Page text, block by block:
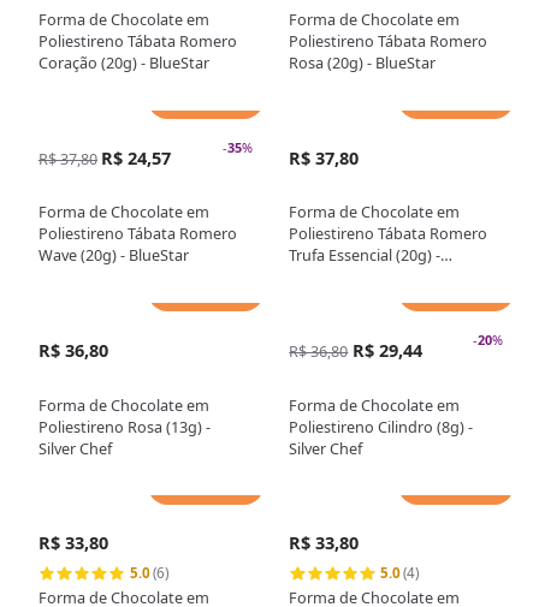
Forma de Chocolate em
Poliestireno Tábata Romero
Coração (20g) - BlueStar
Forma de Chocolate em
Poliestireno Tábata Romero
Rosa (20g) - BlueStar
-35%
R$ 37,80 R$ 24,57
Forma de Chocolate em
Poliestireno Tábata Romero
Wave (20g) - BlueStar
R$ 37,80
Forma de Chocolate em
Poliestireno Tábata Romero
Trufa Essencial (20g) -
R$ 36,80
Forma de Chocolate em
Poliestireno Rosa (13g) -
Silver Chef
-20%
R$ 36,80 R$ 29,44
Forma de Chocolate em
Poliestireno Cilindro (8g) -
Silver Chef
R$ 33,80
5.0(6)
Forma de Chocolate em
R$ 33,80
5.0(4)
Forma de Chocolate em